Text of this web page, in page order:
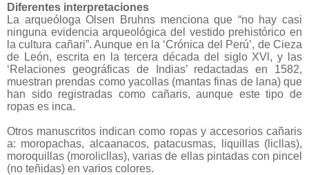
Diferentes interpretaciones
La arqueóloga Olsen Bruhns menciona que “no hay casi
ninguna evidencia arqueológica del vestido prehistórico en
la cultura cañari”. Aunque en la ‘Crónica del Perú’, de Cieza
de León, escrita en la tercera década del siglo XVl, y las
‘Relaciones geográficas de Indias’ redactadas en 1582,
muestran prendas como yacollas (mantas finas de lana) que
han sido registradas como cañaris, aunque este tipo de
ropas es inca.
Otros manuscritos indican como ropas y accesorios cañaris
a: moropachas, alcaanacos, patacusmas, liquillas (licllas),
moroquillas (morolicllas), varias de ellas pintadas con pincel
(no teñidas) en varios colores.